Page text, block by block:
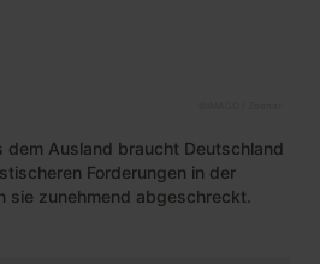
Ausland braucht Deutschland
Forderungen in der
sie zunehmend abgeschreckt.